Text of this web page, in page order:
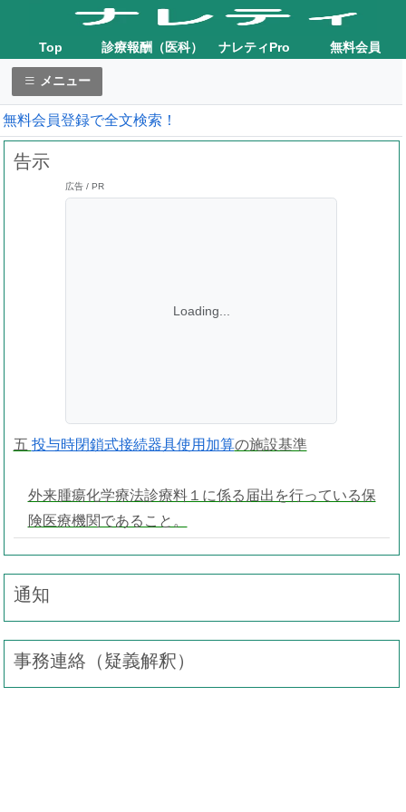
Top 診療報酬（医科） ナレティPro 無料会員
メニュー
無料会員登録で全文検索！
告示
広告 / PR
Loading...
五 投与時閉鎖式接続器具使用加算の施設基準
外来腫瘍化学療法診療料１に係る届出を行っている保
険医療機関であること。
通知
事務連絡（疑義解釈）